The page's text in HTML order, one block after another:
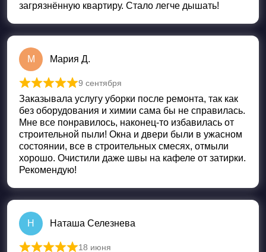
загрязнённую квартиру. Стало легче дышать!
М Мария Д.
Оценка
9 сентября
Заказывала услугу уборки после ремонта, так как
без оборудования и химии сама бы не справилась.
Мне все понравилось, наконец-то избавилась от
строительной пыли! Окна и двери были в ужасном
состоянии, все в строительных смесях, отмыли
хорошо. Очистили даже швы на кафеле от затирки.
Рекомендую!
Н Наташа Селезнева
18 июня